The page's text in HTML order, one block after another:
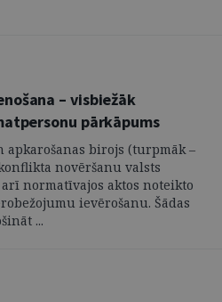
– visbiežāk
pārkāpums
apkarošanas birojs (turpmāk –
novēršanu valsts
normatīvajos aktos noteikto
ievērošanu. Šādas
...